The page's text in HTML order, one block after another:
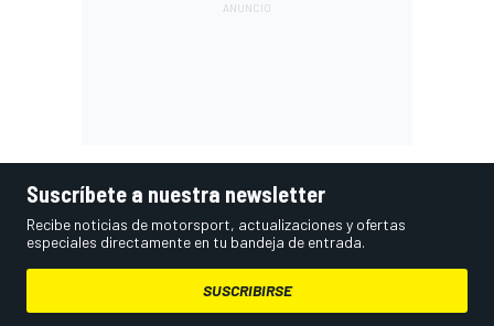
Suscríbete a nuestra newsletter
Recibe noticias de motorsport, actualizaciones y ofertas
especiales directamente en tu bandeja de entrada.
SUSCRIBIRSE